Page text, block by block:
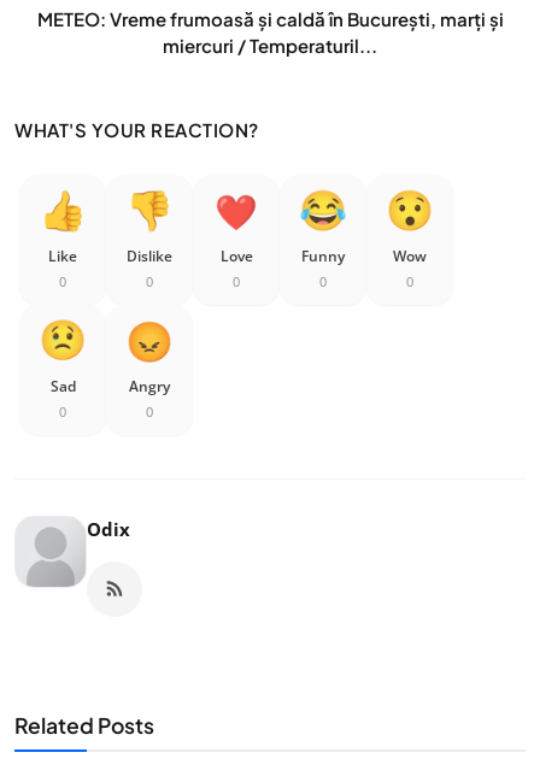
METEO: Vreme frumoasă şi caldă în Bucureşti, marţi şi
miercuri / Temperaturil...
WHAT'S YOUR REACTION?
Like
0
Dislike
0
Love
0
Funny
0
Wow
0
Sad
0
Angry
0
Odix
Related Posts